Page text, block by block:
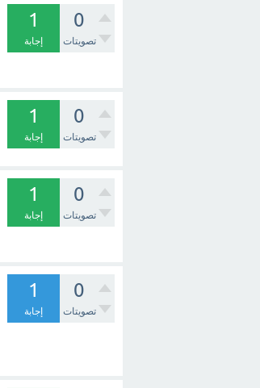
0
تصويتات
1
إجابة
0
تصويتات
1
إجابة
0
تصويتات
1
إجابة
0
تصويتات
1
إجابة